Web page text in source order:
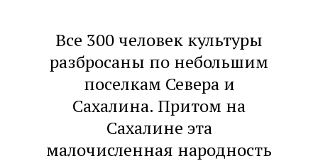
Все 300 человек культуры
разбросаны по небольшим
поселкам Севера и
Сахалина. Притом на
Сахалине эта
малочисленная народность